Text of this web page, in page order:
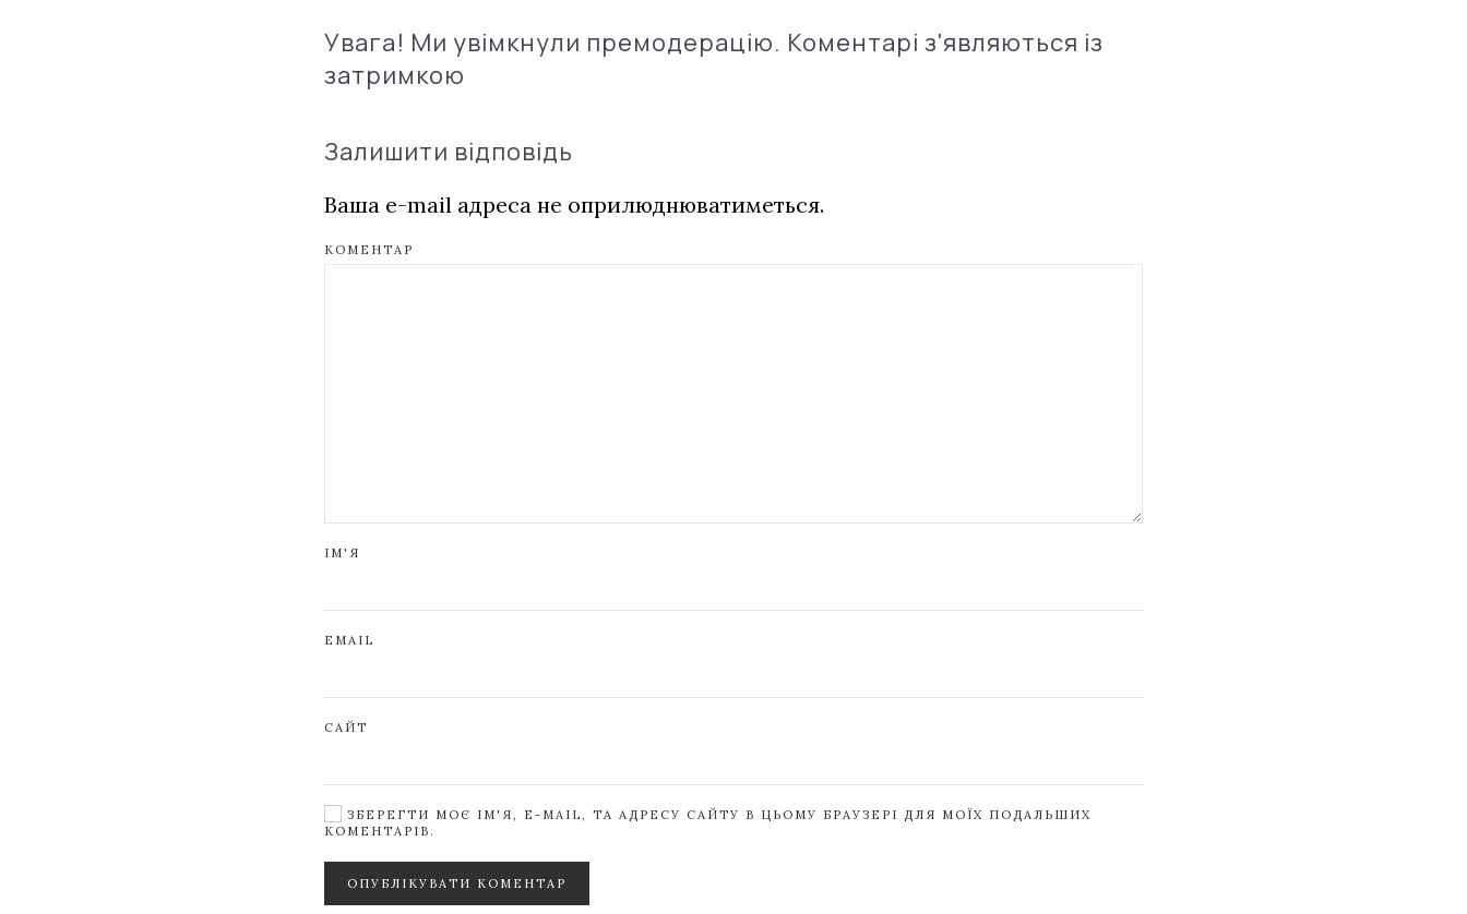
Увага! Ми увімкнули премодерацію. Коментарі з'являються із
затримкою
Залишити відповідь
Ваша e-mail адреса не оприлюднюватиметься.
КОМЕНТАР
ІМ'Я
EMAIL
САЙТ
ЗБЕРЕГТИ МОЄ ІМ'Я, E-MAIL, ТА АДРЕСУ САЙТУ В ЦЬОМУ БРАУЗЕРІ ДЛЯ МОЇХ ПОДАЛЬШИХ
КОМЕНТАРІВ.
ОПУБЛІКУВАТИ КОМЕНТАР